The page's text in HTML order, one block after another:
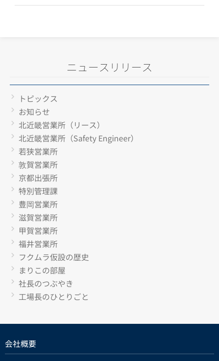
ニュースリリース
トピックス
お知らせ
北近畿営業所（リース）
北近畿営業所（Safety Engineer）
若狭営業所
敦賀営業所
京都出張所
特別管理課
豊岡営業所
滋賀営業所
甲賀営業所
福井営業所
フクムラ仮設の歴史
まりこの部屋
社長のつぶやき
工場長のひとりごと
会社概要